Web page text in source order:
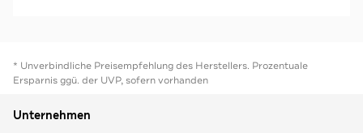
* Unverbindliche Preisempfehlung des Herstellers. Prozentuale
Ersparnis ggü. der UVP, sofern vorhanden
Unternehmen